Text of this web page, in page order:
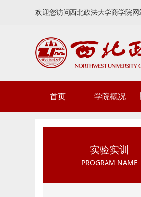
欢迎您访问西北政法大学商学院网
首页 学院概况
实验实训
PROGRAM NAME